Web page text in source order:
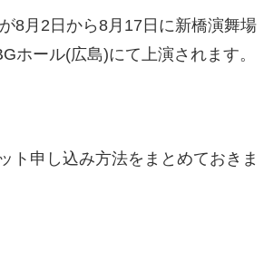
8月2日から8月17日に新橋演舞場
ホール(広島)にて上演されます。
ト申し込み方法をまとめておきま